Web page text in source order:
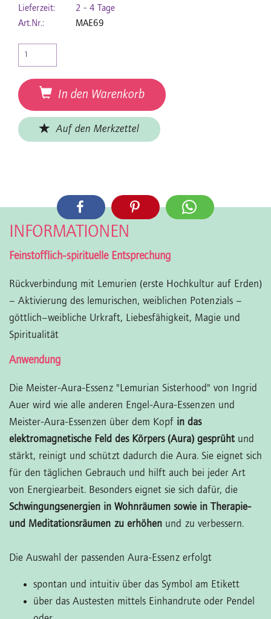
Lieferzeit:
2 - 4 Tage
Art.Nr.:
MAE69
In den Warenkorb
Auf den Merkzettel
INFORMATIONEN
Feinstofflich-spirituelle Entsprechung
Rückverbindung mit Lemurien (erste Hochkultur auf Erden)
– Aktivierung des lemurischen, weiblichen Potenzials –
göttlich–weibliche Urkraft, Liebesfähigkeit, Magie und
Spiritualität
Anwendung
Die Meister-Aura-Essenz "Lemurian Sisterhood" von Ingrid
Auer wird wie alle anderen Engel-Aura-Essenzen und
Meister-Aura-Essenzen über dem Kopf in das
elektromagnetische Feld des Körpers (Aura) gesprüht und
stärkt, reinigt und schützt dadurch die Aura. Sie eignet sich
für den täglichen Gebrauch und hilft auch bei jeder Art
von Energiearbeit. Besonders eignet sie sich dafür, die
Schwingungsenergien in Wohnräumen sowie in Therapie-
und Meditationsräumen zu erhöhen und zu verbessern.
Die Auswahl der passenden Aura-Essenz erfolgt
spontan und intuitiv über das Symbol am Etikett
über das Austesten mittels Einhandrute oder Pendel